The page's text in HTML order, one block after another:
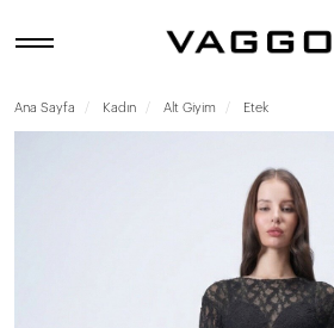
Ana Sayfa Kadın Alt Giyim Etek